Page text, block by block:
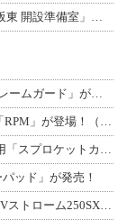
【トライアンフ】関西最大規模「トライアンフ大阪東 開設準備室」がオープン！ 限定
マジカルレーシングから MT-09／SP（24）用「フレームガード」が登場！
RPM から ホンダ GROM用エキゾーストシステム「RPM」が登場！（動画あり
カスタムスプロケットを見せる、Z900RS／CAFE用「スプロケットカバーフルキ
ッド」が発売！
ゲル素材入りで快適＆足つき向上！ デイトナから Vストローム250SX用「快適ロ